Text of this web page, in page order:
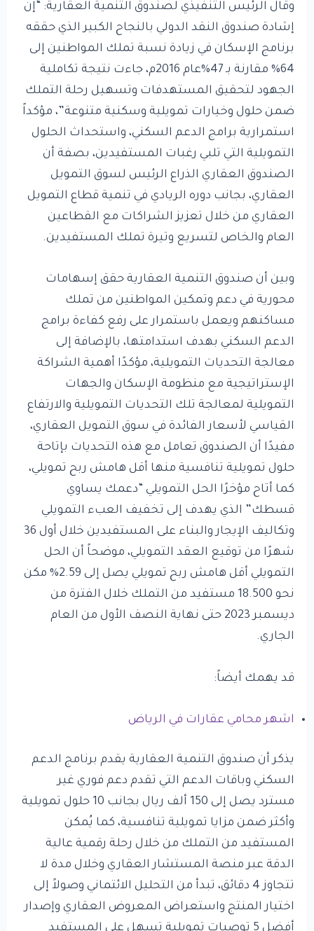
وقال الرئيس التنفيذي لصندوق التنمية العقارية: “إن
إشادة صندوق النقد الدولي بالنجاح الكبير الذي حققه
برنامج الإسكان في زيادة نسبة تملك المواطنين إلى
64% مقارنة بـ 47%عام 2016م، جاءت نتيجة تكاملية
الجهود لتحقيق المستهدفات وتسهيل رحلة التملك
ضمن حلول وخيارات تمويلية وسكنية متنوعة”، مؤكداً
استمرارية برامج الدعم السكني، واستحداث الحلول
التمويلية التي تلبي رغبات المستفيدين، بصفة أن
الصندوق العقاري الذراع الرئيس لسوق التمويل
العقاري، بجانب دوره الريادي في تنمية قطاع التمويل
العقاري من خلال تعزيز الشراكات مع القطاعين
العام والخاص لتسريع وتيرة تملك المستفيدين.
وبين أن صندوق التنمية العقارية حقق إسهامات
محورية في دعم وتمكين المواطنين من تملك
مساكنهم ويعمل باستمرار على رفع كفاءة برامج
الدعم السكني بهدف استدامتها، بالإضافة إلى
معالجة التحديات التمويلية، مؤكدًا أهمية الشراكة
الإستراتيجية مع منظومة الإسكان والجهات
التمويلية لمعالجة تلك التحديات التمويلية والارتفاع
القياسي لأسعار الفائدة في سوق التمويل العقاري،
مفيدًا أن الصندوق تعامل مع هذه التحديات بإتاحة
حلول تمويلية تنافسية منها أقل هامش ربح تمويلي،
كما أتاح مؤخرًا الحل التمويلي “دعمك يساوي
قسطك” الذي يهدف إلى تخفيف العبء التمويلي
وتكاليف الإيجار والبناء على المستفيدين خلال أول 36
شهرًا من توقيع العقد التمويلي، موضحاً أن الحل
التمويلي أقل هامش ربح تمويلي يصل إلى 2.59% مكن
نحو 18.500 مستفيد من التملك خلال الفترة من
ديسمبر 2023 حتى نهاية النصف الأول من العام
الجاري.
قد يهمك أيضاً:
اشهر محامي عقارات في الرياض
يذكر أن صندوق التنمية العقارية يقدم برنامج الدعم
السكني وباقات الدعم التي تقدم دعم فوري غير
مسترد يصل إلى 150 ألف ريال بجانب 10 حلول تمويلية
وأكثر ضمن مزايا تمويلية تنافسية، كما يُمكن
المستفيد من التملك من خلال رحلة رقمية عالية
الدقة عبر منصة المستشار العقاري وخلال مدة لا
تتجاوز 4 دقائق، تبدأ من التحليل الائتماني وصولاً إلى
اختيار المنتج واستعراض المعروض العقاري وإصدار